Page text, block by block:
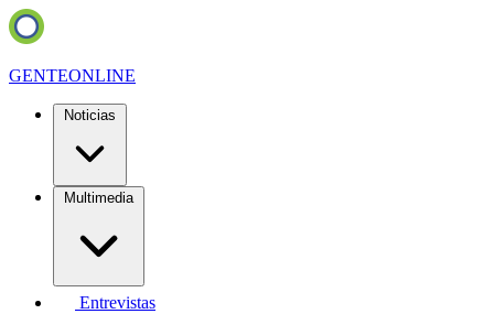
GENTEONLINE
Noticias
Multimedia
Entrevistas